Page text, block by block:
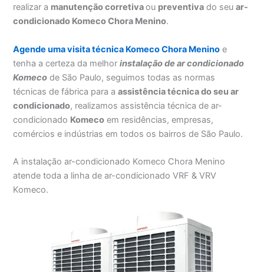
realizar a manutenção corretivaou preventiva do seuar-
condicionado Komeco Chora Menino.
Agende uma visita técnica Komeco Chora Menino e
tenha a certeza da melhorinstalaçãode ar condicionado
Komeco de São Paulo, seguimos todas as normas
técnicas de fábrica para aassistência técnica do seu ar
condicionado, realizamos assistência técnica de ar-
condicionado Komeco em residências, empresas,
comércios e indústrias em todos os bairros de São Paulo.
A instalação ar-condicionado Komeco Chora Menino
atende toda a linha de ar-condicionado VRF & VRV
Komeco.